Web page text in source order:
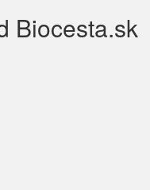
Biocesta.sk